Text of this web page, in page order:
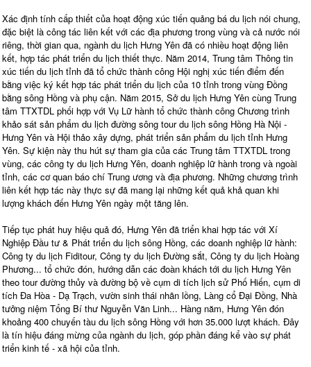
Xác định tính cấp thiết của hoạt động xúc tiến quảng bá du lịch nói chung,
đặc biệt là công tác liên kết với các địa phương trong vùng và cả nước nói
riêng, thời gian qua, ngành du lịch Hưng Yên đã có nhiều hoạt động liên
kết, hợp tác phát triển du lịch thiết thực. Năm 2014, Trung tâm Thông tin
xúc tiến du lịch tỉnh đã tổ chức thành công Hội nghị xúc tiến điểm đến
bằng việc ký kết hợp tác phát triển du lịch của 10 tỉnh trong vùng Đồng
bằng sông Hồng và phụ cận. Năm 2015, Sở du lịch Hưng Yên cùng Trung
tâm TTXTDL phối hợp với Vụ Lữ hành tổ chức thành công Chương trình
khảo sát sản phẩm du lịch đường sông tour du lịch sông Hồng Hà Nội -
Hưng Yên và Hội thảo xây dựng, phát triển sản phẩm du lịch tỉnh Hưng
Yên. Sự kiện này thu hút sự tham gia của các Trung tâm TTXTDL trong
vùng, các công ty du lịch Hưng Yên, doanh nghiệp lữ hành trong và ngoài
tỉnh, các cơ quan báo chí Trung ương và địa phương. Những chương trình
liên kết hợp tác này thực sự đã mang lại những kết quả khả quan khi
lượng khách đến Hưng Yên ngày một tăng lên.
Tiếp tục phát huy hiệu quả đó, Hưng Yên đã triển khai hợp tác với Xí
Nghiệp Đầu tư & Phát triển du lịch sông Hồng, các doanh nghiệp lữ hành:
Công ty du lịch Fiditour, Công ty du lịch Đường sắt, Công ty du lịch Hoàng
Phương... tổ chức đón, hướng dẫn các đoàn khách tới du lịch Hưng Yên
theo tour đường thủy và đường bộ về cụm di tích lịch sử Phố Hiến, cụm di
tích Đa Hòa - Dạ Trạch, vườn sinh thái nhãn lồng, Làng cổ Đại Đồng, Nhà
tưởng niệm Tổng Bí thư Nguyễn Văn Linh... Hàng năm, Hưng Yên đón
khoảng 400 chuyến tàu du lịch sông Hồng với hơn 35.000 lượt khách. Đây
là tín hiệu đáng mừng của ngành du lịch, góp phần đáng kể vào sự phát
triển kinh tế - xã hội của tỉnh.